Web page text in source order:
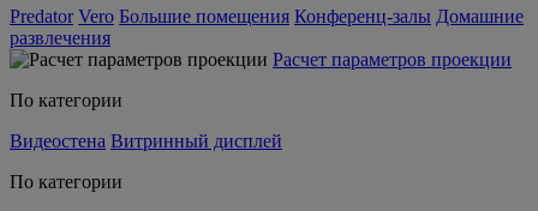
Predator Vero Большие помещения Конференц-залы Домашние
развлечения
Расчет параметров проекции
По категории
Видеостена Витринный дисплей
По категории